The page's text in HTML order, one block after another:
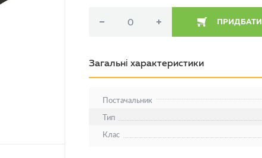
ПРИДБАТИ
Загальні характеристики
Постачальник
Тип
Клас